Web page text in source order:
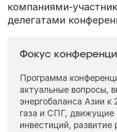
компаниями-
делегатами
Фокус
Программа
актуальные вопросы,
энергобаланса Азии к
газа и СПГ, движущие
инвестиций,